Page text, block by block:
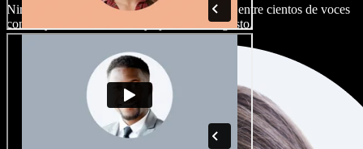
Ningún proyecto tiene que sonar igual. Elige entre cientos de voces
con IA y acentos distintos, y ajústalas a tu gusto.